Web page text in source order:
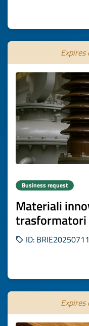
Expires
Business request
Materiali
trasformatori
ID:
Expires